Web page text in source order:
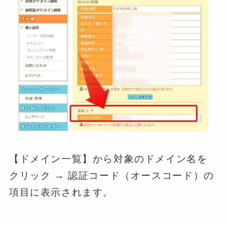
【ドメイン一覧】から対象のドメイン名を
クリック → 認証コード（オースコード）の
項目に表示されます。